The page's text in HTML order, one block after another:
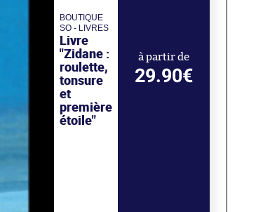
BOUTIQUE
SO - LIVRES
Livre
"Zidane :
roulette,
tonsure
et
première
étoile"
à partir de
29.90€